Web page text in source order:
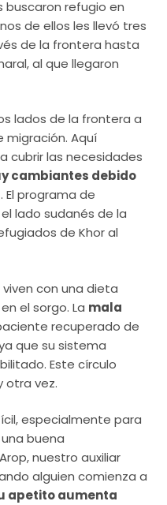
buscaron refugio en
de ellos les llevó tres
de la frontera hasta
al que llegaron
lados de la frontera a
migración. Aquí
cubrir las necesidades
cambiantes debido
. El programa de
lado sudanés de la
de Khor al
con una dieta
el sorgo. La mala
recuperado de
que su sistema
Este círculo
otra vez.
especialmente para
buena
nuestro auxiliar
alguien comienza a
apetito aumenta